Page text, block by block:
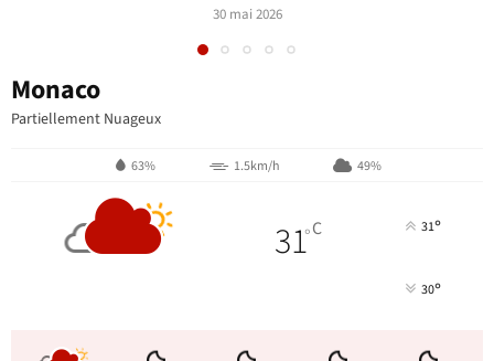
30 mai 2026
Monaco
Partiellement Nuageux
63% 1.5km/h 49%
31°C 31°
30°